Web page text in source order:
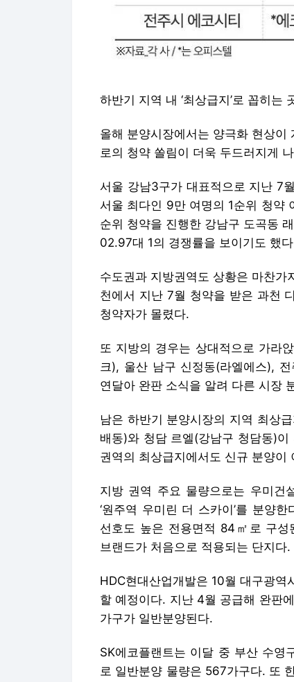
하반기 지역 내 ‘최상급지’로 꼽히
올해 분양시장에서는 양극화 현상이
로의 청약 쏠림이 더욱 두드러지게
서울 강남3구가 대표적으로 지난 7
서울 최다인 9만 여명의 1순위 청약
순위 청약을 진행한 강남구 도곡동
02.97대 1의 경쟁률을 보이기도 했
수도권과 지방권역도 상황은 마찬
천에서 지난 7월 청약을 받은 과천
청약자가 몰렸다.
또 지방의 경우는 상대적으로 가라
크), 울산 남구 신정동(라엘에스),
연달아 완판 소식을 알려 다른 시장
남은 하반기 분양시장의 지역 최상
배동)와 청담 르엘(강남구 청담동)
권역의 최상급지에서도 신규 분양이
지방 권역 주요 물량으로는 우미건
‘원주역 우미린 더 스카이’를 분양
선호도 높은 전용면적 84㎡로 구성
브랜드가 처음으로 적용되는 단지다.
HDC현대산업개발은 10월 대구광역
할 예정이다. 지난 4월 공급해 완판
가구가 일반분양된다.
SK에코플랜트는 이달 중 부산 수영
로 일반분양 물량은 567가구다. 또